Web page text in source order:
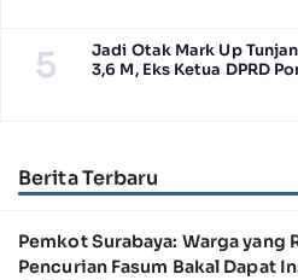
5
Jadi Otak Mark Up
3,6 M, Eks Ketua DPRD
Berita Terbaru
Pemkot Surabaya: Warga yang
Pencurian Fasum Bakal Dapat